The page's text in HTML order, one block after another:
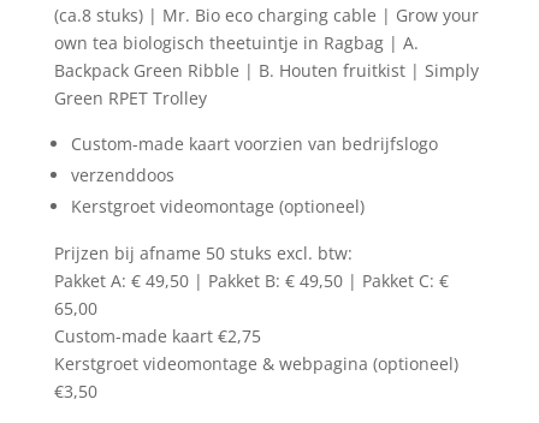
(ca.8 stuks) | Mr. Bio eco charging cable | Grow your
own tea biologisch theetuintje in Ragbag | A.
Backpack Green Ribble | B. Houten fruitkist | Simply
Green RPET Trolley
Custom-made kaart voorzien van bedrijfslogo
verzenddoos
Kerstgroet videomontage (optioneel)
Prijzen bij afname 50 stuks excl. btw:
Pakket A: € 49,50 | Pakket B: € 49,50 | Pakket C: €
65,00
Custom-made kaart €2,75
Kerstgroet videomontage & webpagina (optioneel)
€3,50